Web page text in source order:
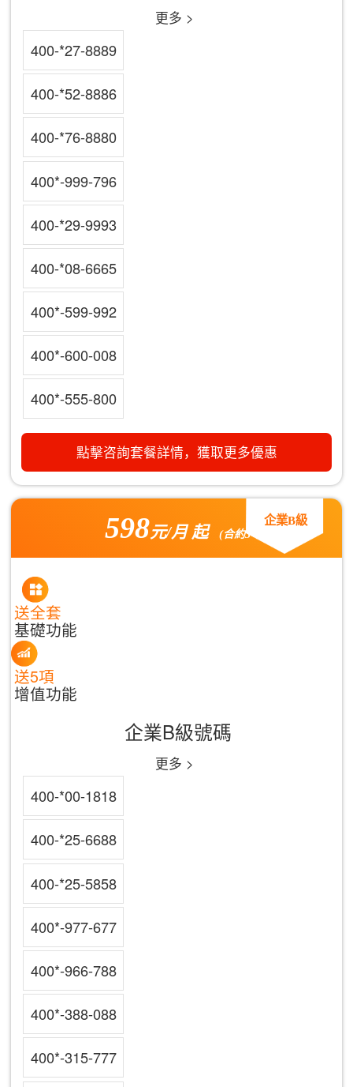
更多 >
400-*27-8889
400-*52-8886
400-*76-8880
400*-999-796
400-*29-9993
400-*08-6665
400*-599-992
400*-600-008
400*-555-800
點擊咨詢套餐詳情，獲取更多優惠
598元/月 起 (合約3年)
企業B級
送全套
基礎功能
送5項
增值功能
企業B級號碼
更多 >
400-*00-1818
400-*25-6688
400-*25-5858
400*-977-677
400*-966-788
400*-388-088
400*-315-777